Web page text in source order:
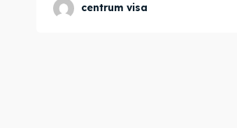
centrum visa